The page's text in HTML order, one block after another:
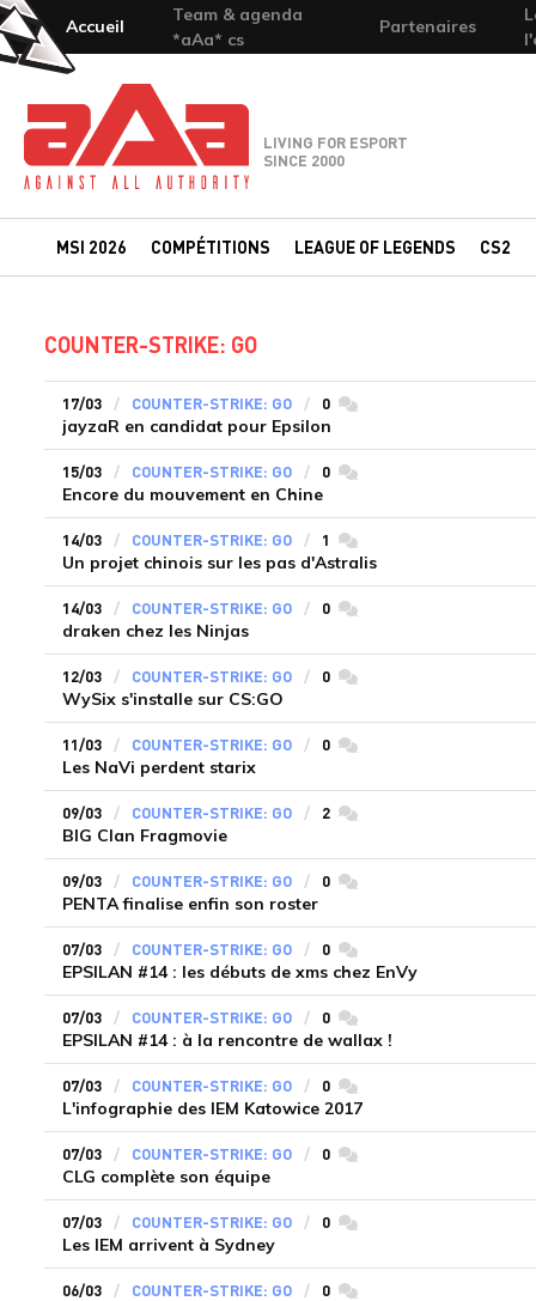
Accueil
Team & agenda
*aAa* cs
Partenaires
Team-aAa - against All authority
LIVING FOR ESPORT
SINCE 2000
MSI 2026 COMPÉTITIONS LEAGUE OF LEGENDS CS2
COUNTER-STRIKE: GO
17/03 COUNTER-STRIKE: GO 0 commentaires
jayzaR en candidat pour Epsilon
15/03 COUNTER-STRIKE: GO 0 commentaires
Encore du mouvement en Chine
14/03 COUNTER-STRIKE: GO 1 commentaires
Un projet chinois sur les pas d'Astralis
14/03 COUNTER-STRIKE: GO 0 commentaires
draken chez les Ninjas
12/03 COUNTER-STRIKE: GO 0 commentaires
WySix s'installe sur CS:GO
11/03 COUNTER-STRIKE: GO 0 commentaires
Les NaVi perdent starix
09/03 COUNTER-STRIKE: GO 2 commentaires
BIG Clan Fragmovie
09/03 COUNTER-STRIKE: GO 0 commentaires
PENTA finalise enfin son roster
07/03 COUNTER-STRIKE: GO 0 commentaires
EPSILAN #14 : les débuts de xms chez EnVy
07/03 COUNTER-STRIKE: GO 0 commentaires
EPSILAN #14 : à la rencontre de wallax !
07/03 COUNTER-STRIKE: GO 0 commentaires
L'infographie des IEM Katowice 2017
07/03 COUNTER-STRIKE: GO 0 commentaires
CLG complète son équipe
07/03 COUNTER-STRIKE: GO 0 commentaires
Les IEM arrivent à Sydney
06/03 COUNTER-STRIKE: GO 0 commentaires